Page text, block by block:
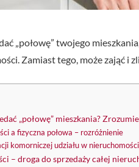
„połowę” twojego
Zamiast tego, może zająć i
„połowę” mieszkania?
a fizyczna połowa – rozróżnienie
komorniczej udziału w
– droga do sprzedaży całej